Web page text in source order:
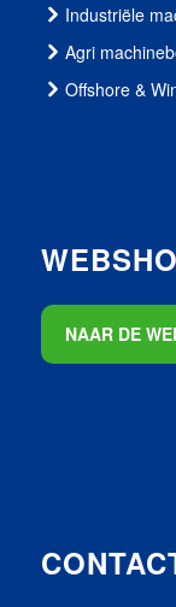
Industriële
Agri
Offshore &
NAAR DE